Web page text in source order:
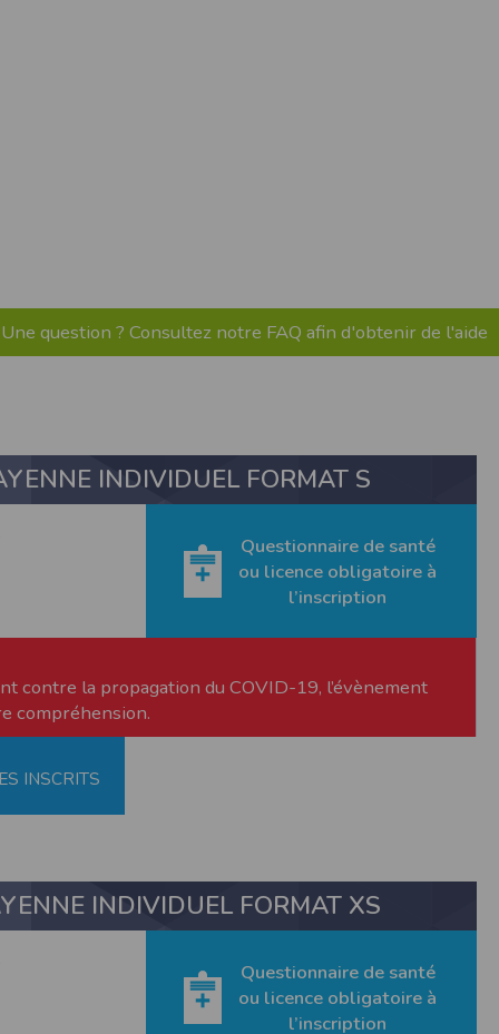
Une question ? Consultez notre FAQ afin d'obtenir de l'aide
INDIVIDUEL FORMAT S
Questionnaire de santé
ou licence obligatoire à
l’inscription
contre la propagation du COVID-19, l’évènement
compréhension.
INSCRITS
INDIVIDUEL FORMAT XS
Questionnaire de santé
ou licence obligatoire à
l’inscription
ou un smartphone.
disposez d'un compte membre, retenir
été déclaré à la Commission Nationale de
fonctionnalités du site. Les données
web, et d'effectuer une localisation
vous nous transmettez volontairement